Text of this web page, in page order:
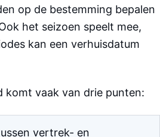
op de bestemming bepalen
het seizoen speelt mee,
kan een verhuisdatum
komt vaak van drie punten:
vertrek- en